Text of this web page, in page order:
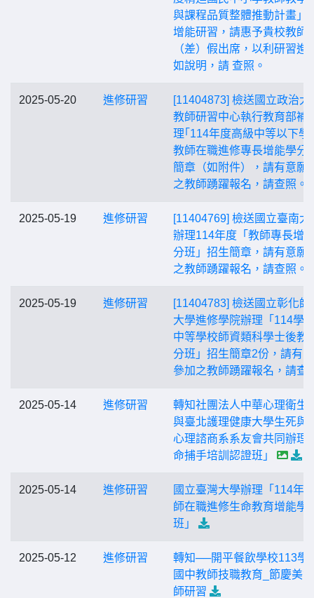
與課程品質整體推動計畫」
增能研習，請惠予貴校教師
（差）假出席，以利研習進
如說明，請 查照。
2025-05-20 進修研習
[11404873] 檢送國立政治大
教師研習中心執行教育部補
理｢114年度高級中等以下學
教師在職進修專長增能學分
簡章（如附件），請有意願
之教師踴躍報名，請查照。
2025-05-19 進修研習
[11404769] 檢送國立臺南大
辦理114年度「教師專長增
分班」招生簡章，請有意願
之教師踴躍報名，請查照。
2025-05-19 進修研習
[11404783] 檢送國立彰化師
大學進修學院辦理「114學
中等學校師資類科學士後教
分班」招生簡章2份，請有
參加之教師踴躍報名，請查
2025-05-14 進修研習
轉知社團法人中華心理衛生
與臺北護理健康大學生死與
心理諮商系系友會共同辦理
命捕手培訓認證班」
2025-05-14 進修研習
國立臺灣大學辦理「114年
師在職進修生命教育增能學
班」
2025-05-12 進修研習
轉知──開平餐飲學校113學
國中教師技職教育_節慶美
師研習